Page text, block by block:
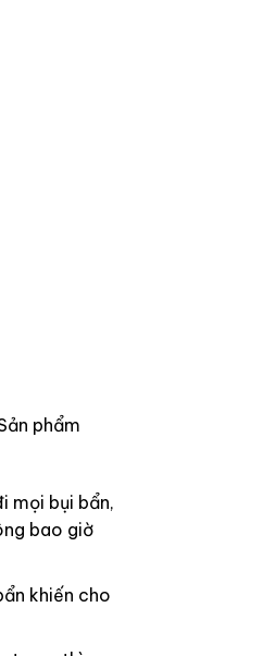
phẩm
mọi bụi bẩn,
bao giờ
khiến cho